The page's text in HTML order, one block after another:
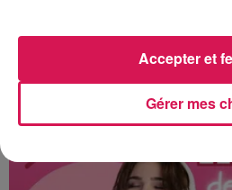
À L'ANTENNE
Gérer mes
Accepter et